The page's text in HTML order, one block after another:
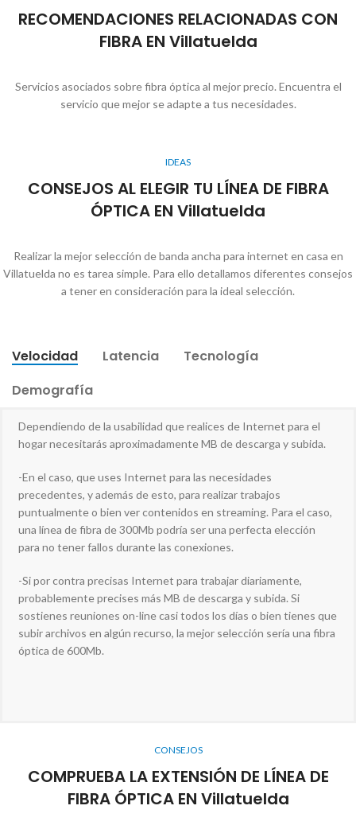
RECOMENDACIONES RELACIONADAS CON
FIBRA EN Villatuelda
Servicios asociados sobre fibra óptica al mejor precio. Encuentra el
servicio que mejor se adapte a tus necesidades.
IDEAS
CONSEJOS AL ELEGIR TU LÍNEA DE FIBRA
ÓPTICA EN Villatuelda
Realizar la mejor selección de banda ancha para internet en casa en
Villatuelda no es tarea simple. Para ello detallamos diferentes consejos
a tener en consideración para la ideal selección.
Velocidad Latencia
Tecnología
Demografía
Dependiendo de la usabilidad que realices de Internet para el
hogar necesitarás aproximadamente MB de descarga y subida.
-En el caso, que uses Internet para las necesidades
precedentes, y además de esto, para realizar trabajos
puntualmente o bien ver contenidos en streaming. Para el caso,
una línea de fibra de 300Mb podría ser una perfecta elección
para no tener fallos durante las conexiones.
-Si por contra precisas Internet para trabajar diariamente,
probablemente precises más MB de descarga y subida. Si
sostienes reuniones on-line casi todos los días o bien tienes que
subir archivos en algún recurso, la mejor selección sería una fibra
óptica de 600Mb.
CONSEJOS
COMPRUEBA LA EXTENSIÓN DE LÍNEA DE
FIBRA ÓPTICA EN Villatuelda